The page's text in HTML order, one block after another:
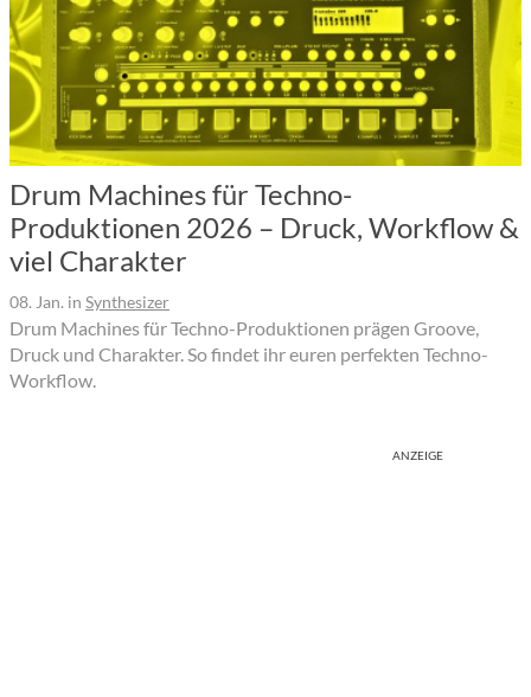
Drum Machines für Techno-
Produktionen 2026 – Druck, Workflow &
viel Charakter
08. Jan. in Synthesizer
Drum Machines für Techno-Produktionen prägen Groove,
Druck und Charakter. So findet ihr euren perfekten Techno-
Workflow.
ANZEIGE